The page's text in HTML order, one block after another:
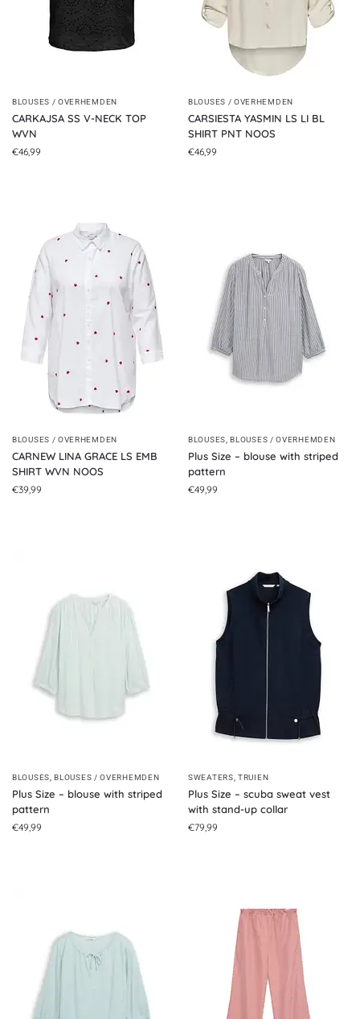
BLOUSES / OVERHEMDEN
CARKAJSA SS V-NECK TOP
WVN
€46,99
BLOUSES / OVERHEMDEN
CARSIESTA YASMIN LS LI BL
SHIRT PNT NOOS
€46,99
BLOUSES / OVERHEMDEN
CARNEW LINA GRACE LS EMB
SHIRT WVN NOOS
€39,99
BLOUSES,BLOUSES / OVERHEMDEN
Plus Size – blouse with striped
pattern
€49,99
BLOUSES,BLOUSES / OVERHEMDEN
Plus Size – blouse with striped
pattern
€49,99
SWEATERS,TRUIEN
Plus Size – scuba sweat vest
with stand-up collar
€79,99